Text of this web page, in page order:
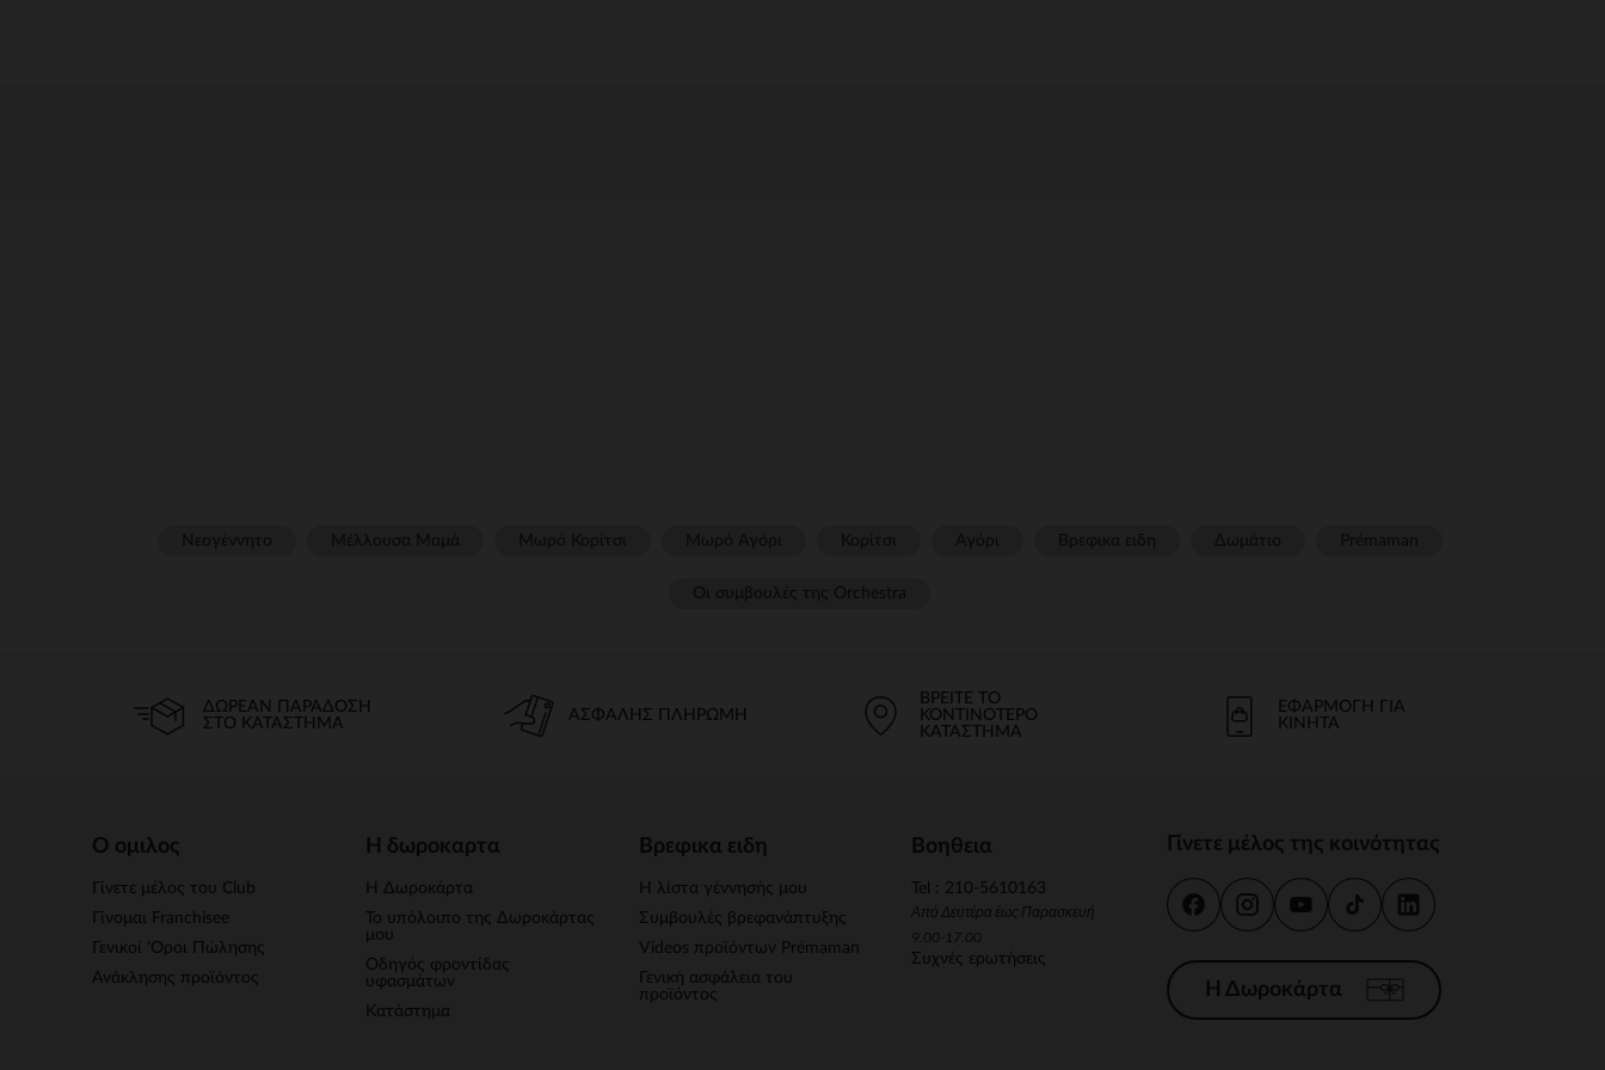
ΔΩΡΕΆΝ ΠΑΡΆΔΟΣΗ
ΣΤΟ ΚΑΤΆΣΤΗΜΑ
ΑΣΦΑΛΉΣ ΠΛΗΡΩΜΉ
ΒΡΕΊΤΕ ΤΟ
ΚΟΝΤΙΝΌΤΕΡΟ
ΚΑΤΆΣΤΗΜΑ
ΕΦΑΡΜΟΓΉ ΓΙΑ
ΚΙΝΗΤΆ
Ο ομιλος
Γίνετε μέλος του Club
Γίνομαι Franchisee
Γενικοί 'Οροι Πώλησης
Ανάκλησης προϊόντος
Η δωροκαρτα
Η Δωροκάρτα
Το υπόλοιπο της Δωροκάρτας
μου
Οδηγός φροντίδας
υφασμάτων
Κατάστημα
Βρεφικα ειδη
Η λίστα γέννησής μου
Συμβουλές βρεφανάπτυξης
Videos προϊόντων Prémaman
Γενική ασφάλεια του
προϊόντος
Βοηθεια
Tel : 210-5610163
Από Δευτέρα έως Παρασκευή
9.00-17.00
Συχνές ερωτήσεις
Γίνετε μέλος της κοινότητας
Η Δωροκάρτα